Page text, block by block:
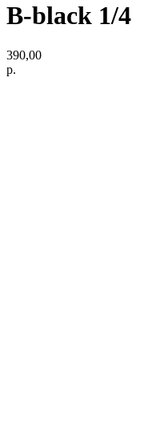
B-black 1/4
390,00
р.